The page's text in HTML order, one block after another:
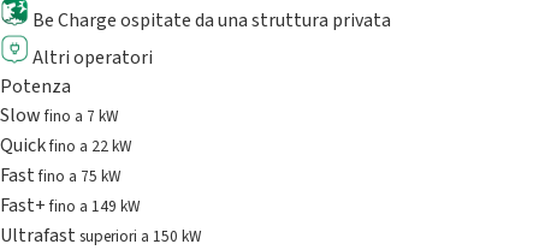
Be Charge ospitate da una struttura privata
Altri operatori
Potenza
Slowfino a 7 kW
Quickfino a 22 kW
Fastfino a 75 kW
Fast+fino a 149 kW
Ultrafast superiori a 150 kW